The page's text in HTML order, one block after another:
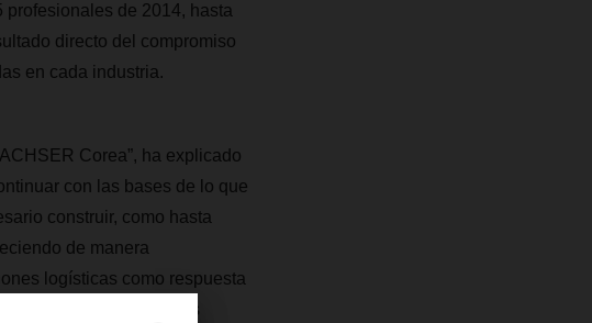
de 2014, hasta
directo del compromiso
en cada industria.
Corea”, ha explicado
con las bases de lo que
construir, como hasta
de manera
logísticas como respuesta
expandiendo sus